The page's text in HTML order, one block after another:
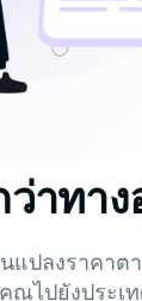
าทา
นแปลงราคา
ณไปยังประเ